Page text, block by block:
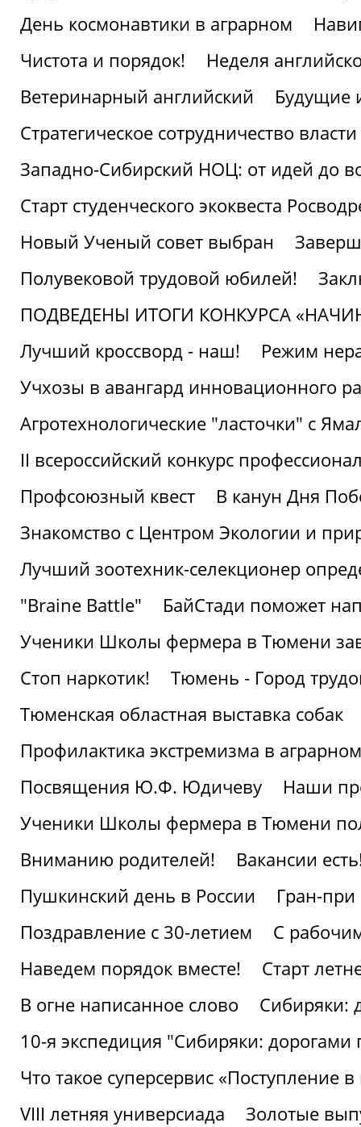
День космонавтики в аграрном
Чистота и порядок!
Неделя
Ветеринарный английский
Будущие
Стратегическое сотрудничество
Западно-Сибирский НОЦ: от идей до
Старт студенческого экоквеста
Новый Ученый совет выбран
Полувековой трудовой юбилей!
ПОДВЕДЕНЫ ИТОГИ КОНКУРСА
Лучший кроссворд - наш!
Режим
Учхозы в авангард инновационного
Агротехнологические "ласточки" с
II всероссийский конкурс
Профсоюзный квест
В канун Дня
Знакомство с Центром Экологии и
Лучший зоотехник-селекционер
"Braine Battle"
БайСтади поможет
Ученики Школы фермера в Тюмени
Стоп наркотик!
Тюмень - Город
Тюменская областная выставка собак
Профилактика экстремизма в аграрном
Посвящения Ю.Ф. Юдичеву
Наши
Ученики Школы фермера в Тюмени
Вниманию родителей!
Вакансии
Пушкинский день в России
Гран-
Поздравление с 30-летием
С
Наведем порядок вместе!
Старт
В огне написанное слово
Сибиряки:
10-я экспедиция "Сибиряки: дорогами
Что такое суперсервис «Поступление
VIII летняя универсиада
Золотые